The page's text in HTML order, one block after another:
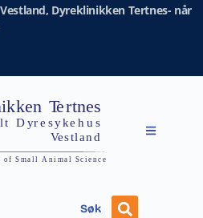
Dyreklinikken Tertnes- når
Søk